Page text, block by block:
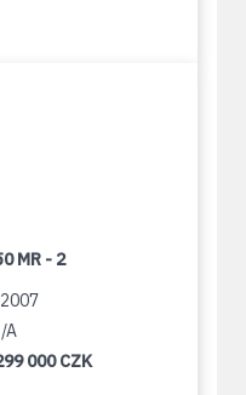
MR - 2
A
000 CZK